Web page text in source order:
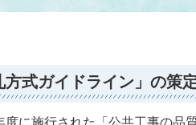
方式ガイドライン」の策
度に施行された「公共工事の品